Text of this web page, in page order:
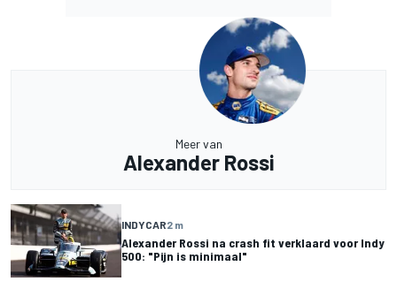
Meer van
Alexander Rossi
INDYCAR2 m
Alexander Rossi na crash fit verklaard voor Indy
500: "Pijn is minimaal"